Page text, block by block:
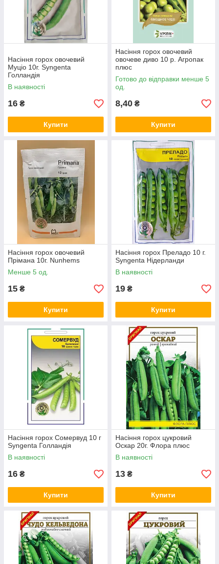
Насіння горох овочевий
Муціо 10г. Syngenta
Голландія
В наявності
16 ₴
Купити
Насіння горох овочевий
овочеве диво 10 р. Агропак
плюс
Готово до відправки менше 5
од.
8,40 ₴
Купити
Насіння горох овочевий
Прімана 10г. Nunhems
Менше 5 од.
15 ₴
Купити
Насіння горох Преладо 10 г.
Syngenta Нідерланди
В наявності
19 ₴
Купити
Насіння горох Сомервуд 10 г
Syngenta Голландія
В наявності
16 ₴
Купити
Насіння горох цукровий
Оскар 20г. Флора плюс
В наявності
13 ₴
Купити